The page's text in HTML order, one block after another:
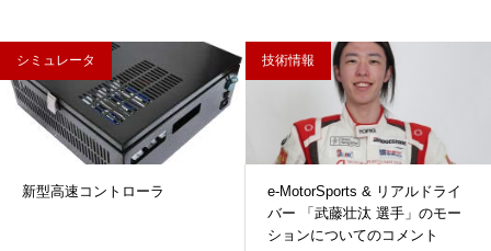
シミュレータ
新型高速コントローラ
技術情報
e-MotorSports & リアルドライ
バー 「武藤壮汰 選手」のモー
ションについてのコメント